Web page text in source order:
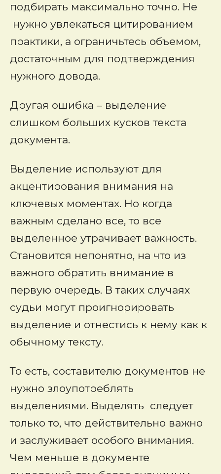
подбирать максимально точно. Не
нужно увлекаться цитированием
практики, а ограничьтесь объемом,
достаточным для подтверждения
нужного довода.
Другая ошибка – выделение
слишком больших кусков текста
документа.
Выделение используют для
акцентирования внимания на
ключевых моментах. Но когда
важным сделано все, то все
выделенное утрачивает важность.
Становится непонятно, на что из
важного обратить внимание в
первую очередь. В таких случаях
судьи могут проигнорировать
выделение и отнестись к нему как к
обычному тексту.
То есть, составителю документов не
нужно злоупотреблять
выделениями. Выделять следует
только то, что действительно важно
и заслуживает особого внимания.
Чем меньше в документе